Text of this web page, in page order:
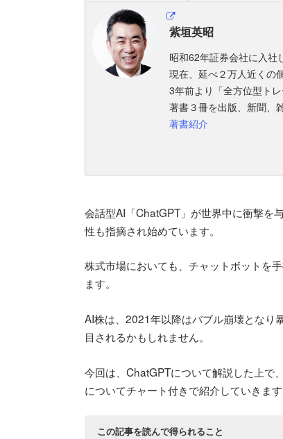
紫垣英昭
昭和62年証券会社に入社
現在、延べ２万人近くの
3年前より「全方位型ト
著書３冊を出版、新聞、
著書紹介
会話型AI「ChatGPT」が世界中に衝撃を
性も指摘され始めています。
株式市場においても、チャットボットを
ます。
AI株は、2021年以降はバブル崩壊となり
目されるかもしれません。
今回は、ChatGPTについて解説した上で
についてチャート付きで紹介していきます
この記事を読んで得られること